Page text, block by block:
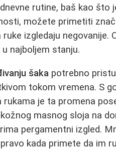
rutine, baš kao što
možete primetiti
izgledaju negovanije.
najboljem stanju.
šaka potrebno
tokom vremena. S
je ta promena
masnog sloja na
pergamentni izgled.
kada primete da im